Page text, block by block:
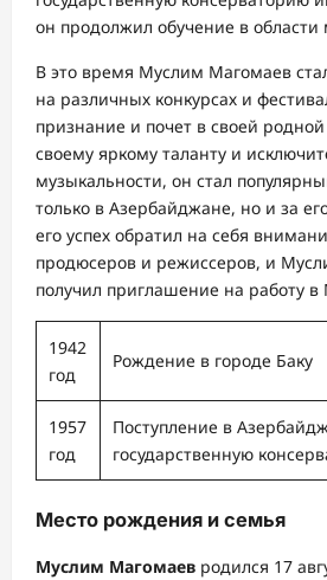
он продолжил обучение в области
В это время Муслим Магомаев
на различных конкурсах и
признание и почет в своей
своему яркому таланту и
музыкальности, он стал
только в Азербайджане, но и за
его успех обратил на себя
продюсеров и режиссеров, и
получил приглашение на работу в
1942
год
Рождение в городе Баку
1957
год
Поступление в
государственную
Место рождения и семья
Муслим Магомаев родился 17